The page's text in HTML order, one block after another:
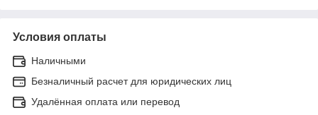
Условия оплаты
Наличными
Безналичный расчет для юридических лиц
Удалённая оплата или перевод